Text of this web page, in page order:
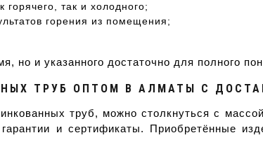
так и холодного;
горения из помещения;
но и указанного достаточно для полного
ТРУБ ОПТОМ В АЛМАТЫ С
труб, можно столкнуться с
и сертификаты. Приобретённые